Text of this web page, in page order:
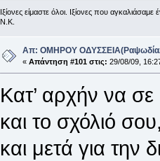
Ιξίονες είμαστε όλοι. Iξίονες που
Ν.Κ.
Απ: ΟΜΗΡΟΥ
« Απάντηση #101 στις: 29/08/09,
Κατ’ αρχήν να
και το σχόλιό
και μετά για την